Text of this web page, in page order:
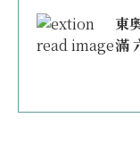
東
滿